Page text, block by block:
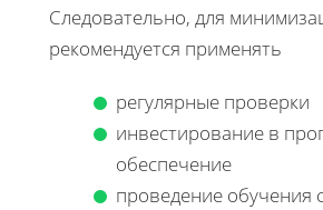
Следовательно, для
рекомендуется применять
регулярные проверки
инвестирование в
обеспечение
проведение обучения